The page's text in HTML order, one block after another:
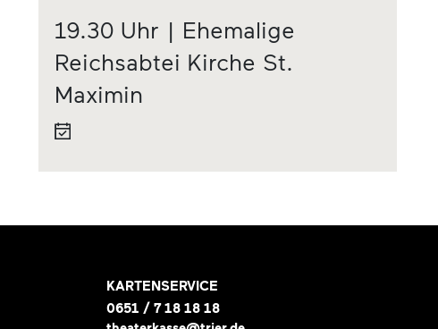
19.30 Uhr | Ehemalige
Reichsabtei Kirche St.
Maximin
KARTENSERVICE
0651 / 7 18 18 18